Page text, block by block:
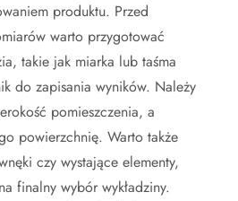
produktu. Przed
warto przygotować
takie jak miarka lub taśma
do zapisania wyników. Należy
pomieszczenia, a
powierzchnię. Warto także
czy wystające elementy,
finalny wybór wykładziny.